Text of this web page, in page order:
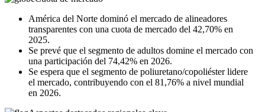
América del Norte dominó el mercado de alineadores
transparentes con una cuota de mercado del 42,70% en
2025.
Se prevé que el segmento de adultos domine el mercado con
una participación del 74,42% en 2026.
Se espera que el segmento de poliuretano/copoliéster lidere
el mercado, contribuyendo con el 81,76% a nivel mundial
en 2026.